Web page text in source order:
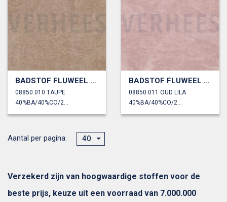
BADSTOF FLUWEEL BAMBOE
08850.010 TAUPE
BADSTOF FLUWEEL BAMBOE
08850.011 OUD LILA
Aantal per pagina: 40
Verzekerd zijn van hoogwaardige stoffen voor de
beste prijs, keuze uit een voorraad van 7.000.000